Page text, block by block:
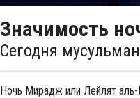
Значимость
Сегодня
Ночь Мирадж или Лейлят